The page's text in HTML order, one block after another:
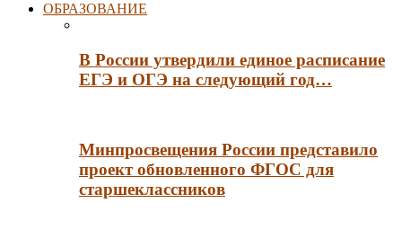
ОБРАЗОВАНИЕ
В России утвердили единое расписание
ЕГЭ и ОГЭ на следующий год…
Минпросвещения России представило
проект обновленного ФГОС для
старшеклассников